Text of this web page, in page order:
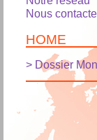
Nous
HOME
> Dossier